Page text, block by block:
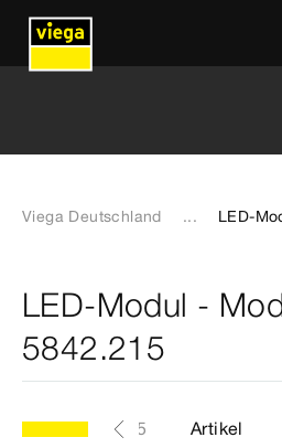
Viega Deutschland ... LED-
LED-Modul -
5842.215
Modell 5842.215 Artikel